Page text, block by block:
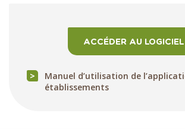
ACCÉDER AU LOGICIEL
Manuel d’utilisation de
établissements